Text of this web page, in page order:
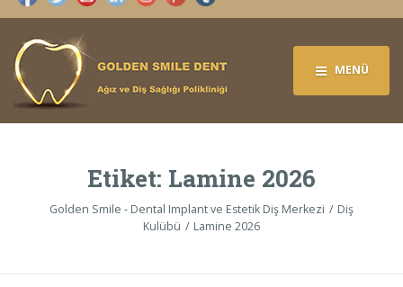
MENÜ
Etiket: Lamine 2026
Golden Smile - Dental Implant ve Estetik Diş Merkezi
Diş
Kulübü
Lamine 2026